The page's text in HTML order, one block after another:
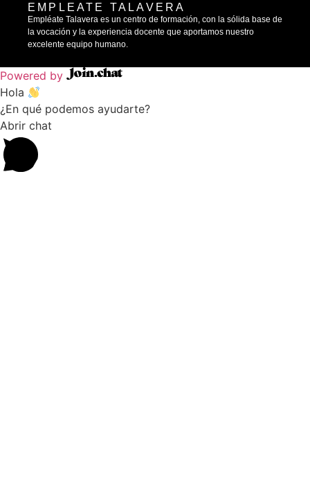
EMPLEATE TALAVERA
Empléate Talavera es un centro de formación, con la sólida base de
la vocación y la experiencia docente que aportamos nuestro
excelente equipo humano.
Powered by
Hola
¿En qué podemos ayudarte?
Abrir chat